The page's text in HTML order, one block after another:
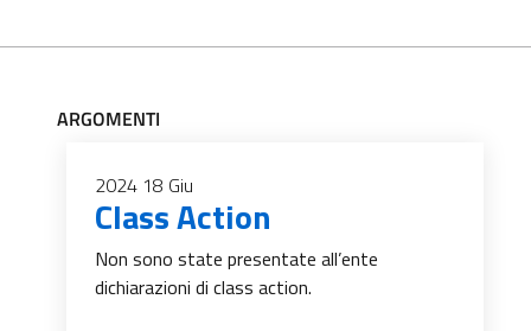
ARGOMENTI
2024 18 Giu
Class Action
Non sono state presentate all’ente
dichiarazioni di class action.